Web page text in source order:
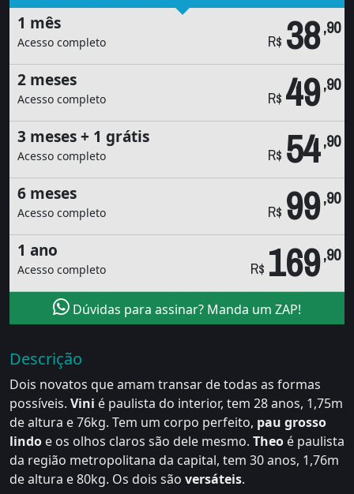
1 mês
Acesso completo R$ 38,90
2 meses
Acesso completo R$ 49,90
3 meses + 1 grátis
Acesso completo R$ 54,90
6 meses
Acesso completo R$ 99,90
1 ano
Acesso completo R$ 169,90
Dúvidas para assinar? Manda um ZAP!
Descrição
Dois novatos que amam transar de todas as formas
possíveis. Vini é paulista do interior, tem 28 anos, 1,75m
de altura e 76kg. Tem um corpo perfeito, pau grosso
lindo e os olhos claros são dele mesmo. Theo é paulista
da região metropolitana da capital, tem 30 anos, 1,76m
de altura e 80kg. Os dois são versáteis.